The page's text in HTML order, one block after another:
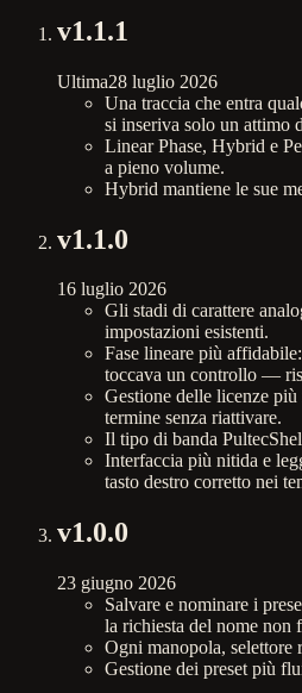
v1.1.1
Ultima28 luglio 2026
Una traccia che entra
si inseriva solo un attimo
Linear Phase, Hybrid e
a pieno volume.
Hybrid mantiene le sue
v1.1.0
16 luglio 2026
Gli stadi di carattere
impostazioni esistenti.
Fase lineare più
toccava un controllo —
Gestione delle licenze
termine senza riattivare.
Il tipo di banda
Interfaccia più nitida e
tasto destro corretto nei
v1.0.0
23 giugno 2026
Salvare e nominare i
la richiesta del nome non
Ogni manopola, selettore
Gestione dei preset più